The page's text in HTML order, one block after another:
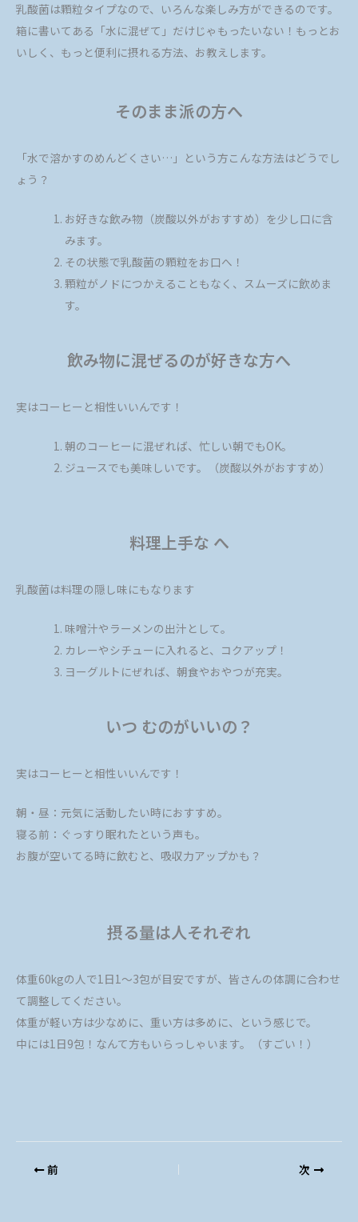
乳酸菌は顆粒タイプなので、いろんな楽しみ方ができるのです。
箱に書いてある「水に混ぜて」だけじゃもったいない！もっとお
いしく、もっと便利に摂れる方法、お教えします。
そのまま派の方へ
「水で溶かすのめんどくさい…」という方こんな方法はどうでし
ょう？
お好きな飲み物（炭酸以外がおすすめ）を少し口に含
みます。
その状態で乳酸菌の顆粒をお口へ！
顆粒がノドにつかえることもなく、スムーズに飲めま
す。
飲み物に混ぜるのが好きな方へ
実はコーヒーと相性いいんです！
朝のコーヒーに混ぜれば、忙しい朝でもOK。
ジュースでも美味しいです。（炭酸以外がおすすめ）
料理上手な へ
乳酸菌は料理の隠し味にもなります
味噌汁やラーメンの出汁として。
カレーやシチューに入れると、コクアップ！
ヨーグルトにぜれば、朝食やおやつが充実。
いつ むのがいいの？
実はコーヒーと相性いいんです！
朝・昼：元気に活動したい時におすすめ。
寝る前：ぐっすり眠れたという声も。
お腹が空いてる時に飲むと、吸収力アップかも？
摂る量は人それぞれ
体重60kgの人で1日1～3包が目安ですが、皆さんの体調に合わせ
て調整してください。
体重が軽い方は少なめに、重い方は多めに、という感じで。
中には1日9包！なんて方もいらっしゃいます。（すごい！）
前 次